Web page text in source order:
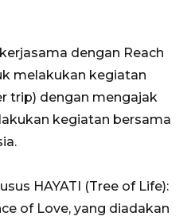
dengan Reach
melakukan kegiatan
trip) dengan mengajak
kegiatan bersama
HAYATI (Tree of Life):
of Love, yang diadakan